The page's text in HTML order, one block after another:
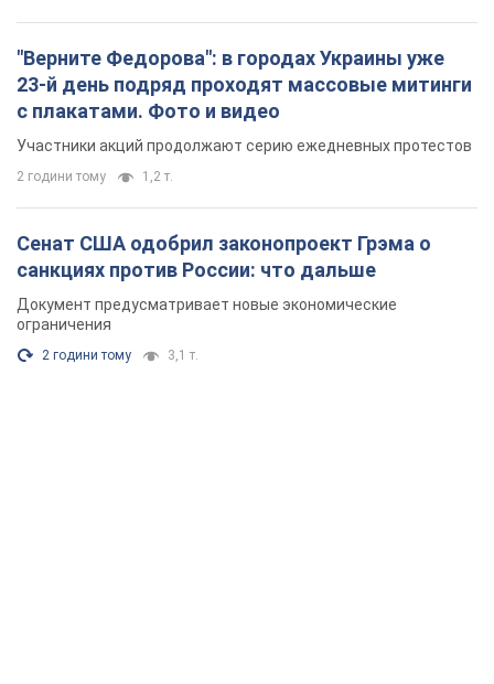
"Верните Федорова": в городах Украины уже
23-й день подряд проходят массовые митинги
с плакатами. Фото и видео
Участники акций продолжают серию ежедневных протестов
2 години тому 1,2 т.
Сенат США одобрил законопроект Грэма о
санкциях против России: что дальше
Документ предусматривает новые экономические
ограничения
2 години тому 3,1 т.